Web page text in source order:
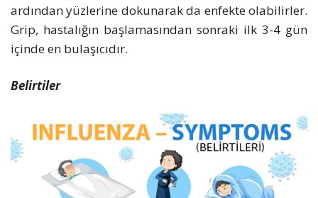
ardından yüzlerine dokunarak da enfekte olabilirler.
Grip, hastalığın başlamasından sonraki ilk 3-4 gün
içinde en bulaşıcıdır.
Belirtiler